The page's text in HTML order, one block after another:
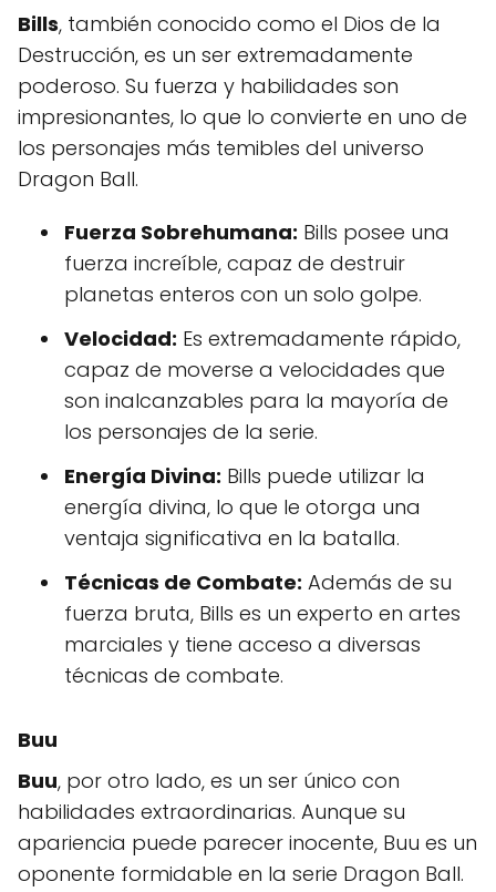
Bills, también conocido como el Dios de la
Destrucción, es un ser extremadamente
poderoso. Su fuerza y habilidades son
impresionantes, lo que lo convierte en uno de
los personajes más temibles del universo
Dragon Ball.
Fuerza Sobrehumana: Bills posee una
fuerza increíble, capaz de destruir
planetas enteros con un solo golpe.
Velocidad: Es extremadamente rápido,
capaz de moverse a velocidades que
son inalcanzables para la mayoría de
los personajes de la serie.
Energía Divina: Bills puede utilizar la
energía divina, lo que le otorga una
ventaja significativa en la batalla.
Técnicas de Combate: Además de su
fuerza bruta, Bills es un experto en artes
marciales y tiene acceso a diversas
técnicas de combate.
Buu
Buu, por otro lado, es un ser único con
habilidades extraordinarias. Aunque su
apariencia puede parecer inocente, Buu es un
oponente formidable en la serie Dragon Ball.